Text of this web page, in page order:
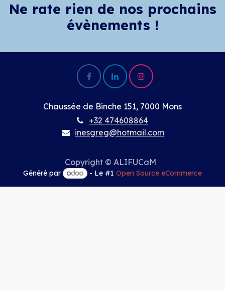
Ne rate rien de nos prochains
évènements !
Chaussée de Binche 151, 7000 Mons
+32 474608864
inesgreg@hotmail.com
Copyright © ALIFUCaM
Généré par - Le #1 Open Source eCommerce